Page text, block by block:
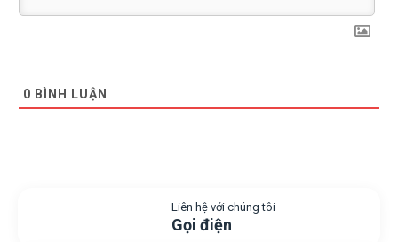
0 BÌNH LUẬN
Liên hệ với chúng tôi
Gọi điện